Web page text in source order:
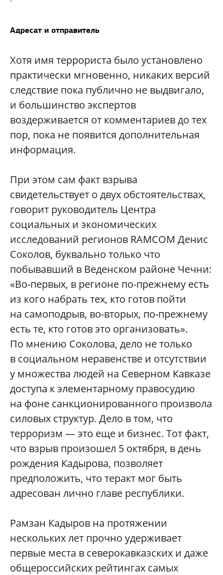
Адресат и отправитель
Хотя имя террориста было установлено
практически мгновенно, никаких версий
следствие пока публично не выдвигало,
и большинство экспертов
воздерживается от комментариев до тех
пор, пока не появится дополнительная
информация.
При этом сам факт взрыва
свидетельствует о двух обстоятельствах,
говорит руководитель Центра
социальных и экономических
исследований регионов RAMCOM Денис
Соколов, буквально только что
побывавший в Веденском районе Чечни:
«Во-первых, в регионе по-прежнему есть
из кого набрать тех, кто готов пойти
на самоподрыв, во-вторых, по-прежнему
есть те, кто готов это организовать».
По мнению Соколова, дело не только
в социальном неравенстве и отсутствии
у множества людей на Северном Кавказе
доступа к элементарному правосудию
на фоне санкционированного произвола
силовых структур. Дело в том, что
терроризм — это еще и бизнес. Тот факт,
что взрыв произошел 5 октября, в день
рождения Кадырова, позволяет
предположить, что теракт мог быть
адресован лично главе республики.
Рамзан Кадыров на протяжении
нескольких лет прочно удерживает
первые места в северокавказских и даже
общероссийских рейтингах самых